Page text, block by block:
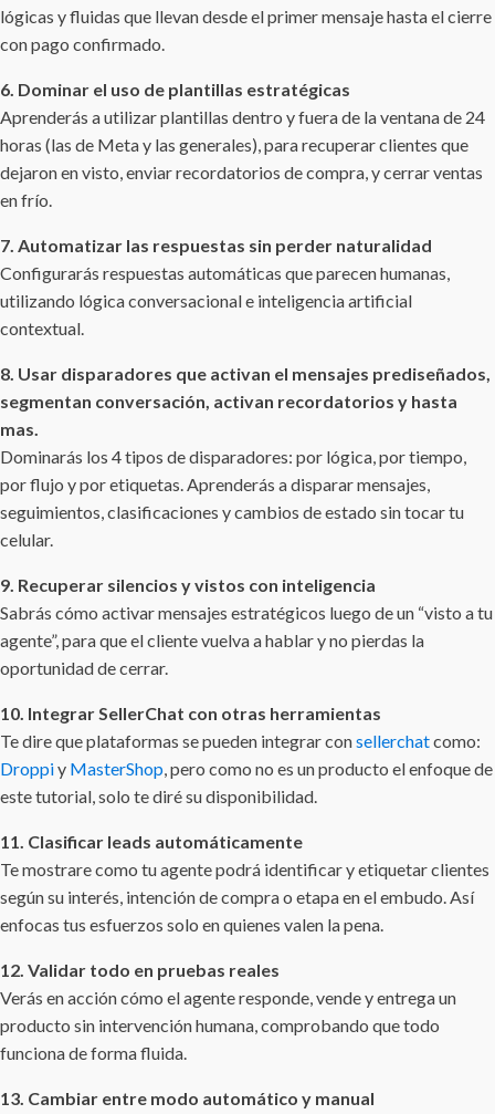
lógicas y fluidas que llevan desde el primer mensaje hasta el cierre
con pago confirmado.
6. Dominar el uso de plantillas estratégicas
Aprenderás a utilizar plantillas dentro y fuera de la ventana de 24
horas (las de Meta y las generales), para recuperar clientes que
dejaron en visto, enviar recordatorios de compra, y cerrar ventas
en frío.
7. Automatizar las respuestas sin perder naturalidad
Configurarás respuestas automáticas que parecen humanas,
utilizando lógica conversacional e inteligencia artificial
contextual.
8. Usar disparadores que activan el mensajes prediseñados,
segmentan conversación, activan recordatorios y hasta
mas.
Dominarás los 4 tipos de disparadores: por lógica, por tiempo,
por flujo y por etiquetas. Aprenderás a disparar mensajes,
seguimientos, clasificaciones y cambios de estado sin tocar tu
celular.
9. Recuperar silencios y vistos con inteligencia
Sabrás cómo activar mensajes estratégicos luego de un “visto a tu
agente”, para que el cliente vuelva a hablar y no pierdas la
oportunidad de cerrar.
10. Integrar SellerChat con otras herramientas
Te dire que plataformas se pueden integrar consellerchatcomo:
Droppiy MasterShop, pero como no es un producto el enfoque de
este tutorial, solo te diré su disponibilidad.
11. Clasificar leads automáticamente
Te mostrare como tu agente podrá identificar y etiquetar clientes
según su interés, intención de compra o etapa en el embudo. Así
enfocas tus esfuerzos solo en quienes valen la pena.
12. Validar todo en pruebas reales
Verás en acción cómo el agente responde, vende y entrega un
producto sin intervención humana, comprobando que todo
funciona de forma fluida.
13. Cambiar entre modo automático y manual